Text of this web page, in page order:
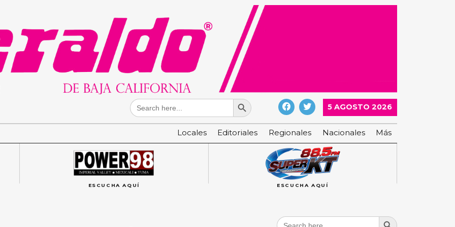
Search
for:
Search Button
5 AGOSTO 2026
Locales Editoriales Regionales Nacionales Más
ESCUCHA AQUÍ ESCUCHA AQUÍ
Search
Search Button